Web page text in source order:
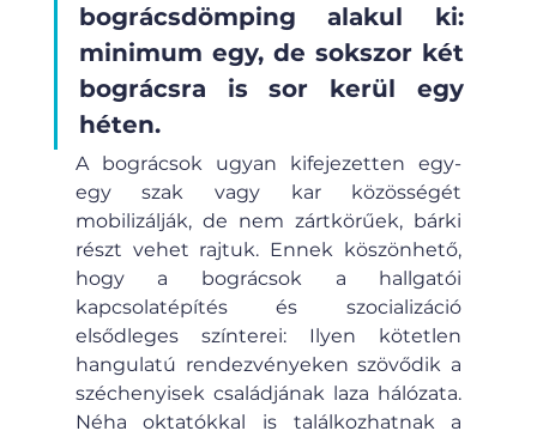
bográcsdömping alakul ki:
minimum egy, de sokszor két
bográcsra is sor kerül egy
héten.
A bográcsok ugyan kifejezetten egy-
egy szak vagy kar közösségét
mobilizálják, de nem zártkörűek, bárki
részt vehet rajtuk. Ennek köszönhető,
hogy a bográcsok a hallgatói
kapcsolatépítés és szocializáció
elsődleges színterei: Ilyen kötetlen
hangulatú rendezvényeken szövődik a
széchenyisek családjának laza hálózata.
Néha oktatókkal is találkozhatnak a